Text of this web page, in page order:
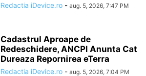
Redactia iDevice.ro - aug. 5, 2026, 7:47 PM
Cadastrul Aproape de
Redeschidere, ANCPI Anunta Cat
Dureaza Repornirea eTerra
Redactia iDevice.ro - aug. 5, 2026, 7:04 PM